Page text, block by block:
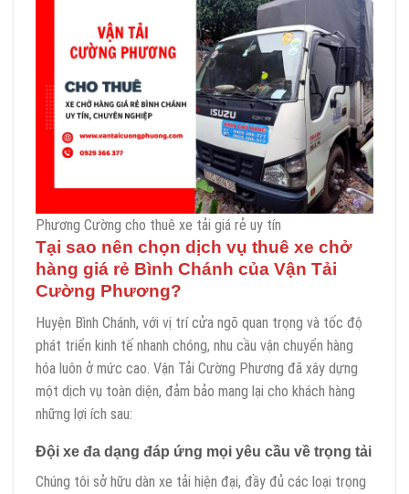
Phương Cường cho thuê xe tải giá rẻ uy tín
Tại sao nên chọn dịch vụ thuê xe chở
hàng giá rẻ Bình Chánh của Vận Tải
Cường Phương?
Huyện Bình Chánh, với vị trí cửa ngõ quan trọng và tốc độ
phát triển kinh tế nhanh chóng, nhu cầu vận chuyển hàng
hóa luôn ở mức cao. Vận Tải Cường Phương đã xây dựng
một dịch vụ toàn diện, đảm bảo mang lại cho khách hàng
những lợi ích sau:
Đội xe đa dạng đáp ứng mọi yêu cầu về trọng tải
Chúng tôi sở hữu dàn xe tải hiện đại, đầy đủ các loại trọng